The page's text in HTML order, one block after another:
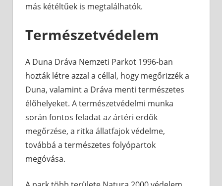
más kétéltűek is megtalálhatók.
Természetvédelem
A Duna Dráva Nemzeti Parkot 1996-ban
hozták létre azzal a céllal, hogy megőrizzék a
Duna, valamint a Dráva menti természetes
élőhelyeket. A természetvédelmi munka
során fontos feladat az ártéri erdők
megőrzése, a ritka állatfajok védelme,
továbbá a természetes folyópartok
megóvása.